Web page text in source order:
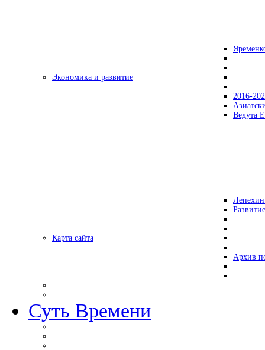
Экономика и развитие
2016-
Ведута
Карта сайта
Архив
Суть Времени